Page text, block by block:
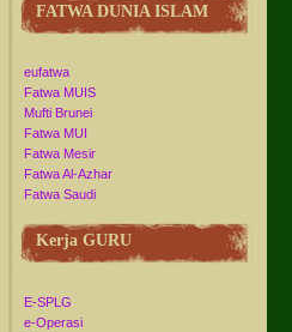
FATWA DUNIA ISLAM
eufatwa
Fatwa MUIS
Mufti Brunei
Fatwa MUI
Fatwa Mesir
Fatwa Al-Azhar
Fatwa Saudi
Kerja GURU
E-SPLG
e-Operasi